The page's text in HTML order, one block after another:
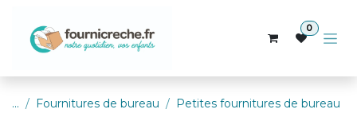
0
... Fournitures de bureau Petites fournitures de bureau